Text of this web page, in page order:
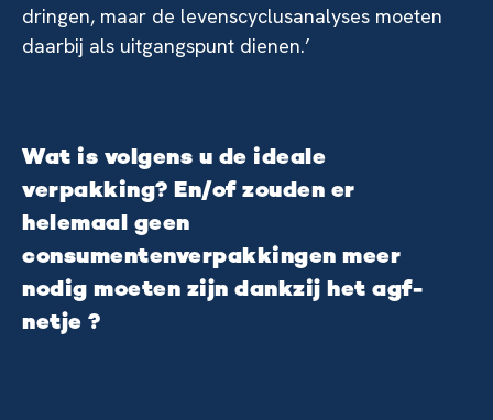
dringen, maar de levenscyclusanalyses moeten
daarbij als uitgangspunt dienen.’
Wat is volgens u de ideale
verpakking? En/of zouden er
helemaal geen
consumentenverpakkingen meer
nodig moeten zijn dankzij het agf-
netje ?